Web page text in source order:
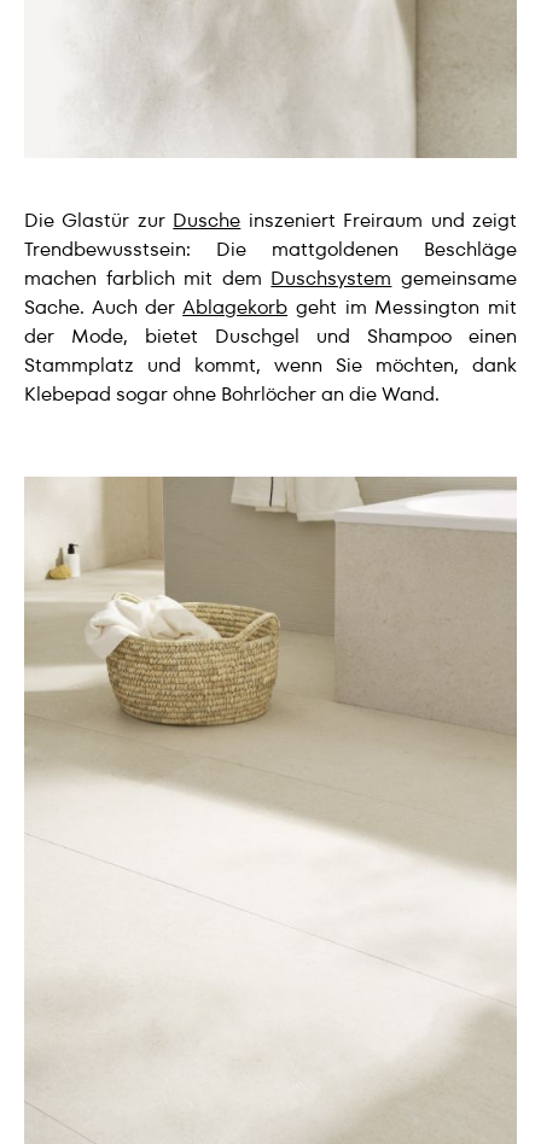
Die Glastür zur Dusche inszeniert Freiraum und zeigt
Trendbewusstsein: Die mattgoldenen Beschläge
machen farblich mit dem Duschsystem gemeinsame
Sache. Auch derAblagekorb geht im Messington mit
der Mode, bietet Duschgel und Shampoo einen
Stammplatz und kommt, wenn Sie möchten, dank
Klebepad sogar ohne Bohrlöcher an die Wand.